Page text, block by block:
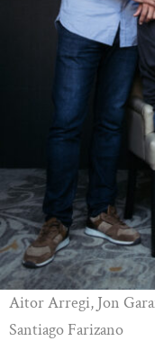
Aitor Arregi, Jon
Santiago Farizano